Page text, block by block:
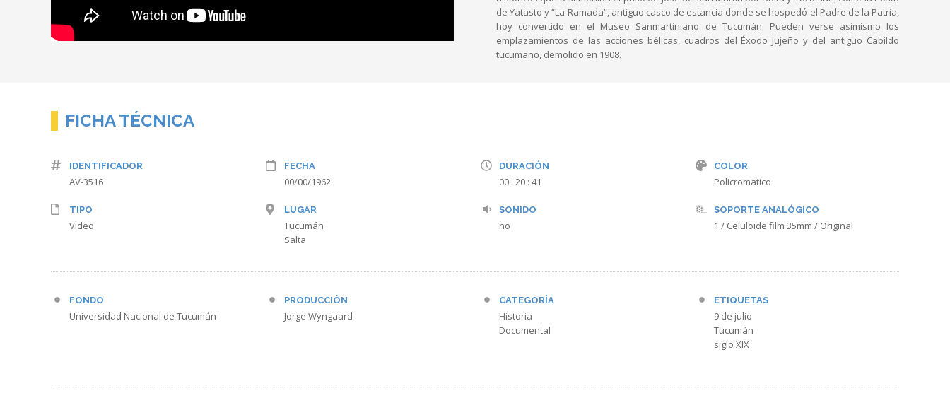
de Yatasto y “La Ramada”, antiguo casco de estancia donde se hospedó el Padre de la Patria,
hoy convertido en el Museo Sanmartiniano de Tucumán. Pueden verse asimismo los
emplazamientos de las acciones bélicas, cuadros del Éxodo Jujeño y del antiguo Cabildo
tucumano, demolido en 1908.
FICHA TÉCNICA
IDENTIFICADOR
AV-3516
TIPO
Video
FECHA
00/00/1962
LUGAR
Tucumán
Salta
DURACIÓN
00 : 20 : 41
SONIDO
no
COLOR
Policromatico
SOPORTE ANALÓGICO
1 / Celuloide film 35mm / Original
FONDO
Universidad Nacional de Tucumán
PRODUCCIÓN
Jorge Wyngaard
CATEGORÍA
Historia
Documental
ETIQUETAS
9 de julio
Tucumán
siglo XIX